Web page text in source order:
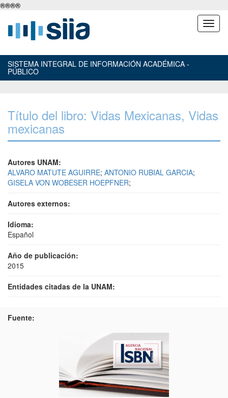
®®®®
SISTEMA INTEGRAL DE INFORMACIÓN ACADÉMICA -
PÚBLICO
Título del libro: Vidas Mexicanas, Vidas
mexicanas
Autores UNAM:
ALVARO MATUTE AGUIRRE; ANTONIO RUBIAL GARCIA;
GISELA VON WOBESER HOEPFNER;
Autores externos:
Idioma:
Español
Año de publicación:
2015
Entidades citadas de la UNAM:
Fuente: